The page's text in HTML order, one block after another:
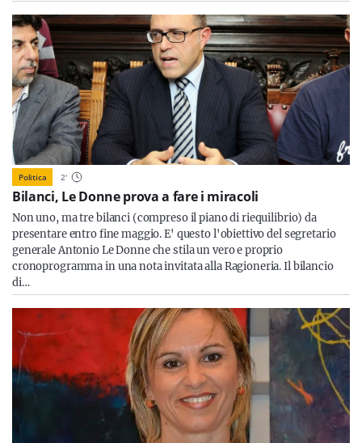
Politica 2'
Bilanci, Le Donne prova a fare i miracoli
Non uno, ma tre bilanci (compreso il piano di riequilibrio) da
presentare entro fine maggio. E' questo l'obiettivo del segretario
generale Antonio Le Donne che stila un vero e proprio
cronoprogramma in una nota invitata alla Ragioneria. Il bilancio
di…